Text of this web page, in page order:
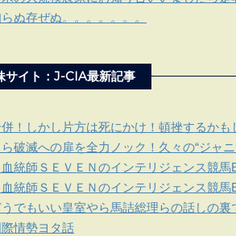
ぬ存ぜぬ。。。。。。。
サイト：J-CIA最新記事
！しかし片方は死にかけ！頓挫するかも
ら破滅への扉を全力ノック！久々の“ジャ
血統師ＳＥＶＥＮのインテリジェンス競馬
血統師ＳＥＶＥＮのインテリジェンス競馬
うでもいい皇室やら馬詰総理らの話しの
際情勢ヨタ話